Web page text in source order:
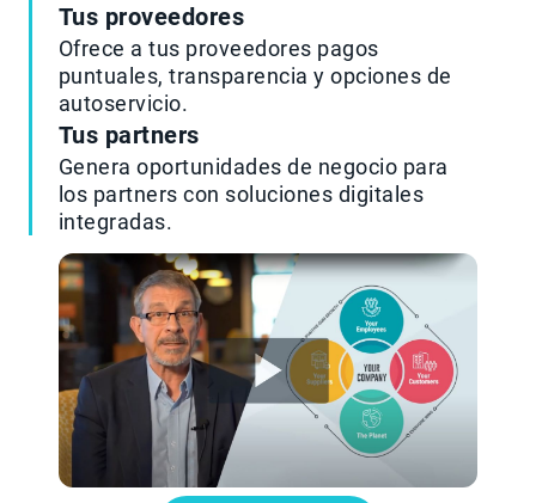
Tus proveedores
Ofrece a tus proveedores pagos
puntuales, transparencia y opciones de
autoservicio.
Tus partners
Genera oportunidades de negocio para
los partners con soluciones digitales
integradas.